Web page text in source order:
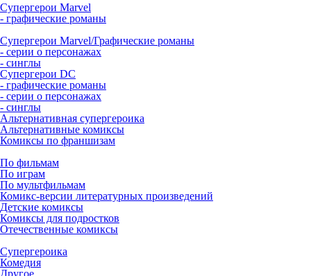
Супергерои Marvel
- графические романы
Супергерои Marvel/Графические романы
- серии о персонажах
- синглы
Супергерои DC
- графические романы
- серии о персонажах
- синглы
Альтернативная супергероика
Альтернативные комиксы
Комиксы по франшизам
По фильмам
По играм
По мультфильмам
Комикс-версии литературных произведений
Детские комиксы
Комиксы для подростков
Отечественные комиксы
Супергероика
Комедия
Другое